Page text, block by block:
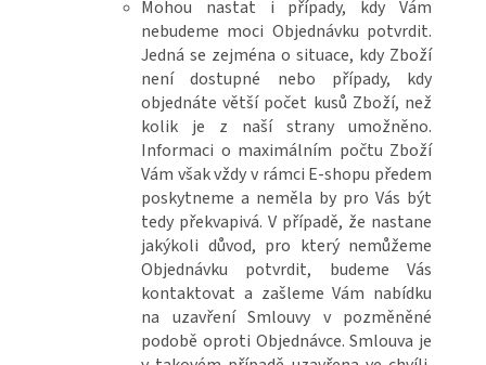
Mohou nastat i případy, kdy Vám
nebudeme moci Objednávku potvrdit.
Jedná se zejména o situace, kdy Zboží
není dostupné nebo případy, kdy
objednáte větší počet kusů Zboží, než
kolik je z naší strany umožněno.
Informaci o maximálním počtu Zboží
Vám však vždy v rámci E-shopu předem
poskytneme a neměla by pro Vás být
tedy překvapivá. V případě, že nastane
jakýkoli důvod, pro který nemůžeme
Objednávku potvrdit, budeme Vás
kontaktovat a zašleme Vám nabídku
na uzavření Smlouvy v pozměněné
podobě oproti Objednávce. Smlouva je